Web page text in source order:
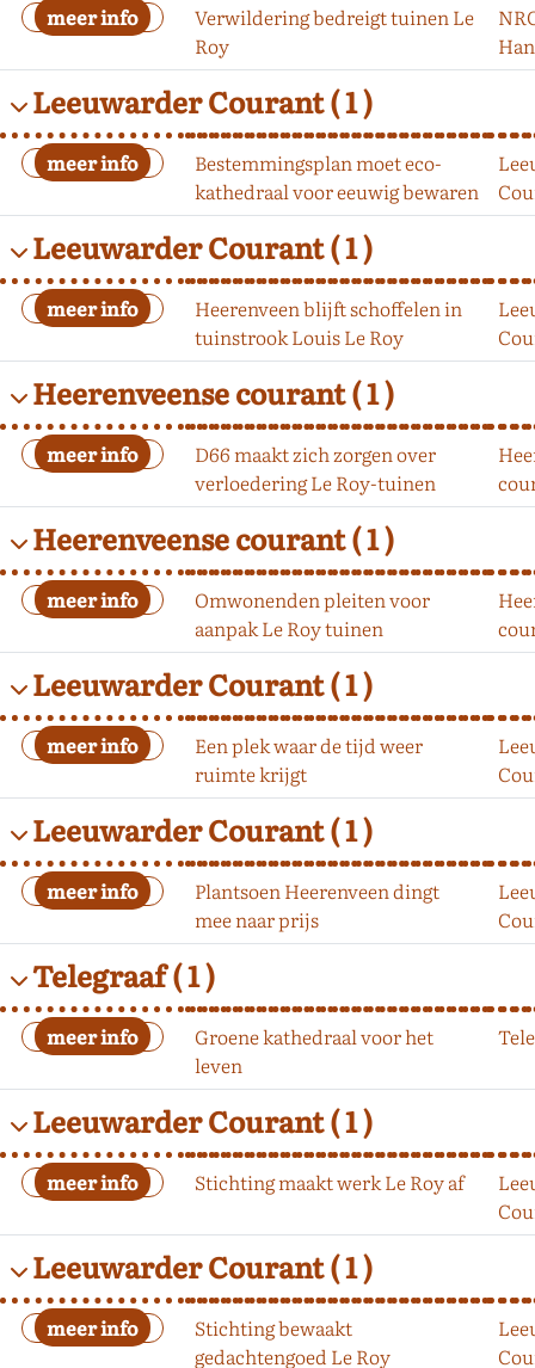
Verwildering bedreigt tuinen Le
Roy
Leeuwarder Courant( 1 )
Bestemmingsplan moet eco-
kathedraal voor eeuwig bewaren
Leeuwarder Courant( 1 )
Heerenveen blijft schoffelen in
tuinstrook Louis Le Roy
Heerenveense courant( 1 )
D66 maakt zich zorgen over
verloedering Le Roy-tuinen
Heerenveense courant( 1 )
Omwonenden pleiten voor
aanpak Le Roy tuinen
Leeuwarder Courant( 1 )
Een plek waar de tijd weer
ruimte krijgt
Leeuwarder Courant( 1 )
Plantsoen Heerenveen dingt
mee naar prijs
Telegraaf( 1 )
Groene kathedraal voor het
leven
Leeuwarder Courant( 1 )
Stichting maakt werk Le Roy af
Leeuwarder Courant( 1 )
Stichting bewaakt
gedachtengoed Le Roy